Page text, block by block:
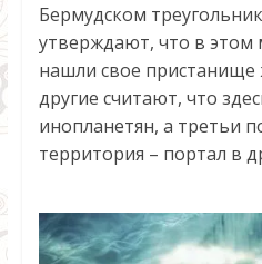
Бермудском
утверждают, что в этом
нашли свое
другие считают, что
инопланетян, а третьи
территория – портал в